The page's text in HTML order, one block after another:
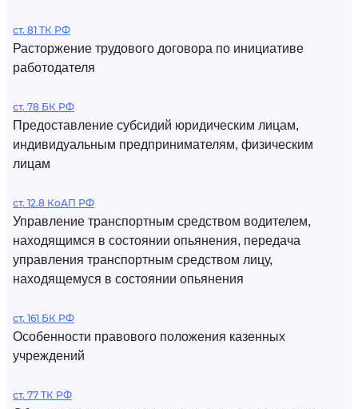
ст. 81 ТК РФ
Расторжение трудового договора по инициативе
работодателя
ст. 78 БК РФ
Предоставление субсидий юридическим лицам,
индивидуальным предпринимателям, физическим
лицам
ст. 12.8 КоАП РФ
Управление транспортным средством водителем,
находящимся в состоянии опьянения, передача
управления транспортным средством лицу,
находящемуся в состоянии опьянения
ст. 161 БК РФ
Особенности правового положения казенных
учреждений
ст. 77 ТК РФ